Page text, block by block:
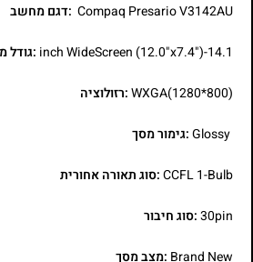
Compaq Presario V3142AU :דגם מחשב
14.1-inch WideScreen (12.0"x7.4") :גודל
WXGA(1280*800):רזולוציה
Glossy:גימור מסך
CCFL 1-Bulb:סוג תאורה אחורית
30pin:סוג חיבור
Brand New :מצב מסך